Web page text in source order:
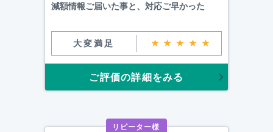
減額情報ご届いた事と、対応ご早かった
大変満足 ★★★★★
ご評価の詳細をみる
リピーター様